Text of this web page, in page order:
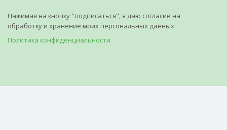
Нажимая на кнопку "подписаться", я даю согласие на
обработку и хранение моих персональных данных
Политика конфиденциальности